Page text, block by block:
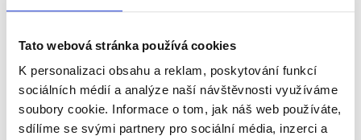
Tato webová stránka používá cookies
K personalizaci obsahu a reklam, poskytování funkcí
sociálních médií a analýze naší návštěvnosti využíváme
soubory cookie. Informace o tom, jak náš web používáte,
sdílíme se svými partnery pro sociální média, inzerci a
svůj pohled na současnou vládní, potažmo ústavní
minulosti. Hovořil také například o možnosti...
Číst dál